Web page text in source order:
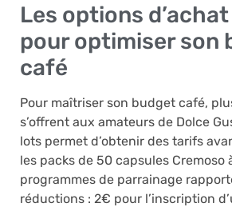
Les options
pour optimiser son
café
Pour maîtriser son budget café,
s’offrent aux amateurs de Dolce
lots permet d’obtenir des tarifs
les packs de 50 capsules Cremoso
programmes de parrainage
réductions : 2€ pour l’inscription